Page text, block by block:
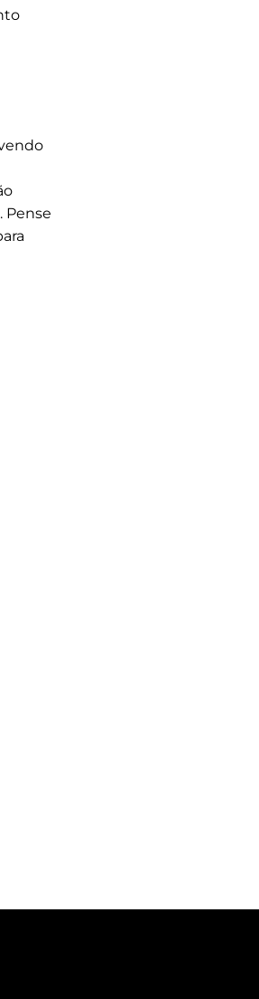
Pense